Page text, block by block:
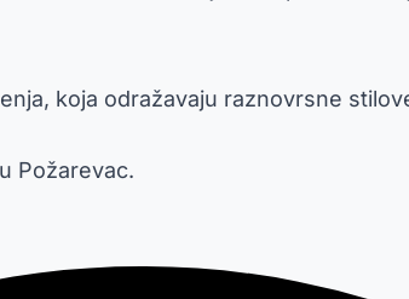
koja odražavaju raznovrsne
Požarevac.